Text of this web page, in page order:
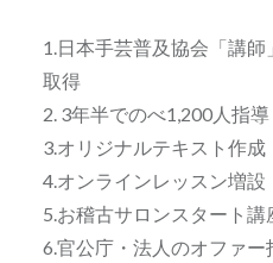
1.日本手芸普及協会「講
取得
2. 3年半でのべ1,200人指導
3.オリジナルテキスト作成
4.オンラインレッスン増設
5.お稽古サロンスタート講
6.官公庁・法人のオファー